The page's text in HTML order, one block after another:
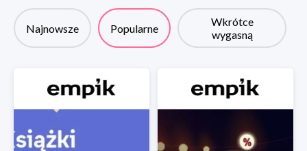
Najnowsze Popularne
Wkrótce
wygasną